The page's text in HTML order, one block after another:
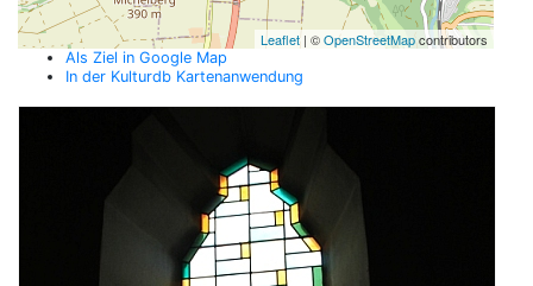
Leaflet| ©OpenStreetMapcontributors
Als Ziel in Google Map
In der Kulturdb Kartenanwendung